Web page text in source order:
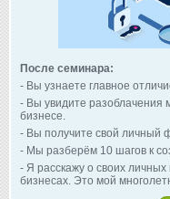
После семинара:
- Вы узнаете главное
- Вы увидите разоблачения
бизнесе.
- Вы получите свой личный
- Мы разберём 10 шагов к
- Я расскажу о своих
бизнесах. Это мой